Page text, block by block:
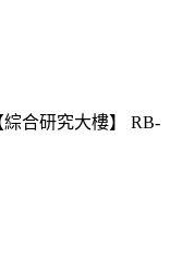
合研究大樓】 RB-